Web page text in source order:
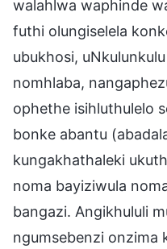
walahlwa waphinde
futhi olungiselela
ubukhosi,
nomhlaba,
ophethe isihluthulelo
bonke abantu
kungakhathaleki
noma bayiziwula
bangazi. Angikhululi
ngumsebenzi onzima